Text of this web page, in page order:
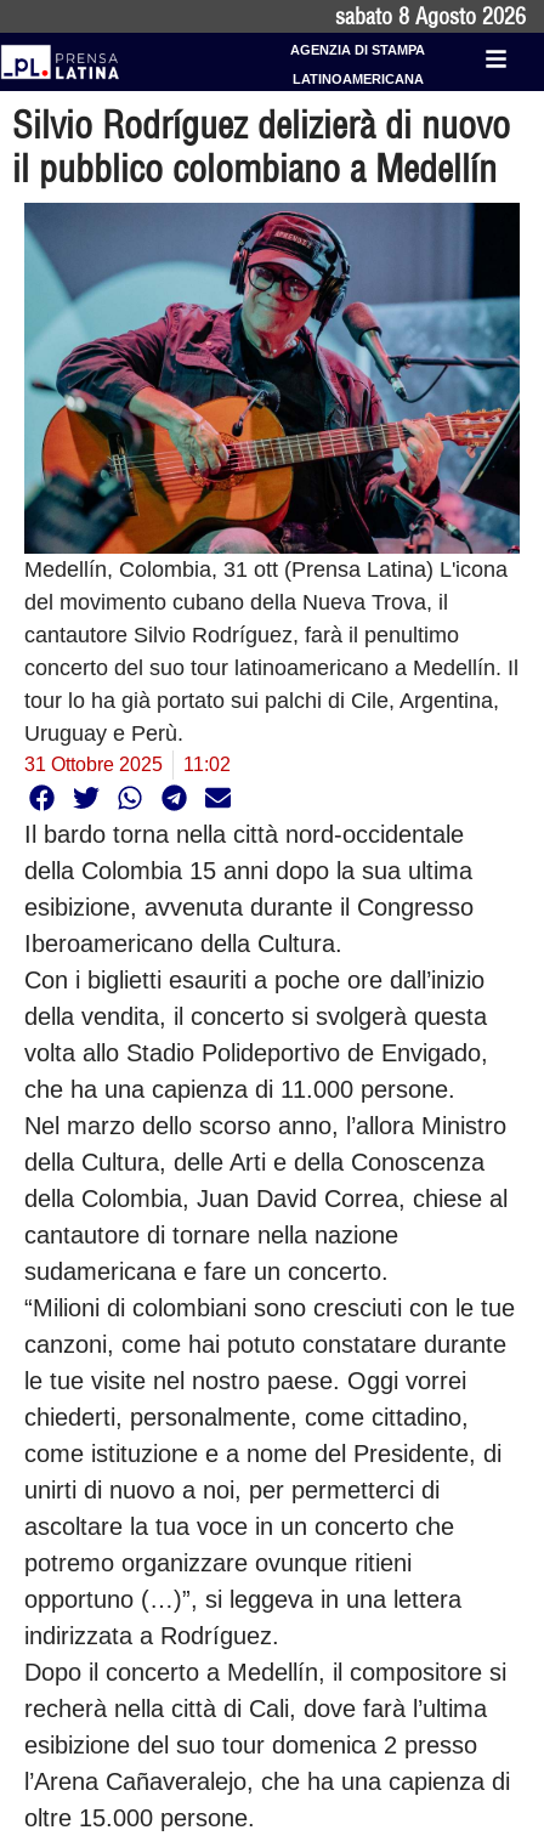
sabato 8 Agosto 2026
AGENZIA DI STAMPA
LATINOAMERICANA
Silvio Rodríguez delizierà di nuovo
il pubblico colombiano a Medellín
Medellín, Colombia, 31 ott (Prensa Latina) L'icona
del movimento cubano della Nueva Trova, il
cantautore Silvio Rodríguez, farà il penultimo
concerto del suo tour latinoamericano a Medellín. Il
tour lo ha già portato sui palchi di Cile, Argentina,
Uruguay e Perù.
31 Ottobre 2025 11:02
Il bardo torna nella città nord-occidentale
della Colombia 15 anni dopo la sua ultima
esibizione, avvenuta durante il Congresso
Iberoamericano della Cultura.
Con i biglietti esauriti a poche ore dall’inizio
della vendita, il concerto si svolgerà questa
volta allo Stadio Polideportivo de Envigado,
che ha una capienza di 11.000 persone.
Nel marzo dello scorso anno, l’allora Ministro
della Cultura, delle Arti e della Conoscenza
della Colombia, Juan David Correa, chiese al
cantautore di tornare nella nazione
sudamericana e fare un concerto.
“Milioni di colombiani sono cresciuti con le tue
canzoni, come hai potuto constatare durante
le tue visite nel nostro paese. Oggi vorrei
chiederti, personalmente, come cittadino,
come istituzione e a nome del Presidente, di
unirti di nuovo a noi, per permetterci di
ascoltare la tua voce in un concerto che
potremo organizzare ovunque ritieni
opportuno (…)”, si leggeva in una lettera
indirizzata a Rodríguez.
Dopo il concerto a Medellín, il compositore si
recherà nella città di Cali, dove farà l’ultima
esibizione del suo tour domenica 2 presso
l’Arena Cañaveralejo, che ha una capienza di
oltre 15.000 persone.